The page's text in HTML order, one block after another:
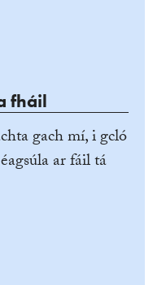
fháil
gach mí, i gcló
ar fáil tá